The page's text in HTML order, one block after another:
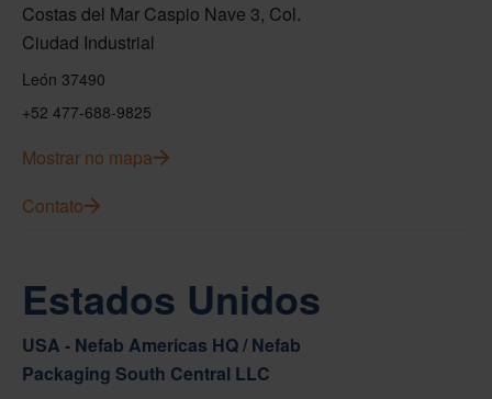
Costas del Mar Caspio Nave 3, Col.
Ciudad Industrial
León 37490
+52 477-688-9825
Mostrar no mapa
Contato
Estados Unidos
USA - Nefab Americas HQ / Nefab
Packaging South Central LLC